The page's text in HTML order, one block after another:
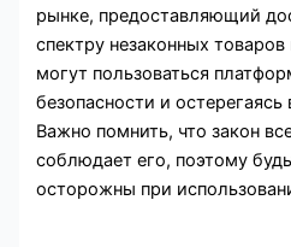
рынке, предоставляющий
спектру незаконных
могут пользоваться
безопасности и
Важно помнить, что закон
соблюдает его, поэтому
осторожны при